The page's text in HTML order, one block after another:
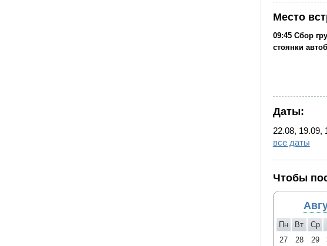
Место
09:45 Сбор
стоянки
Даты:
22.08, 19.09,
все даты
Чтобы
Пн Вт Ср
27
28 29